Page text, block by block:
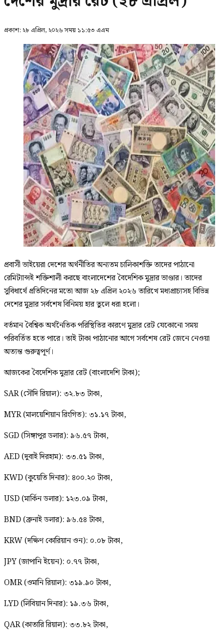
প্রকাশ: ২৮ এপ্রিল, ২০২৬ সময় ১১:৫৩ এএম
প্রবাসী ভাইয়েরা দেশের অর্থনীতির অন্যতম চালিকাশক্তি তাদের পাঠানো
রেমিট্যান্সই শক্তিশালী করছে বাংলাদেশের বৈদেশিক মুদ্রার ভাণ্ডার। তাদের
সুবিধার্থে প্রতিদিনের মতো আজ ২৮ এপ্রিল ২০২৬ তারিখে মধ্যপ্রাচ্যসহ বিভিন্ন
দেশের মুদ্রার সর্বশেষ বিনিময় হার তুলে ধরা হলো।
বর্তমান বৈশ্বিক অর্থনৈতিক পরিস্থিতির কারণে মুদ্রার রেট যেকোনো সময়
পরিবর্তিত হতে পারে। তাই টাকা পাঠানোর আগে সর্বশেষ রেট জেনে নেওয়া
অত্যন্ত গুরুত্বপূর্ণ।
আজকের বৈদেশিক মুদ্রার রেট (বাংলাদেশি টাকা);
SAR (সৌদি রিয়াল): ৩২.৮৩ টাকা,
MYR (মালয়েশিয়ান রিংগিত): ৩১.১৭ টাকা,
SGD (সিঙ্গাপুর ডলার): ৯৬.৫৭ টাকা,
AED (দুবাই দিরহাম): ৩৩.৫১ টাকা,
KWD (কুয়েতি দিনার): ৪০০.২০ টাকা,
USD (মার্কিন ডলার): ১২৩.০৯ টাকা,
BND (ব্রুনাই ডলার): ৯৬.৫৪ টাকা,
KRW (দক্ষিণ কোরিয়ান ওন): ০.০৮ টাকা,
JPY (জাপানি ইয়েন): ০.৭৭ টাকা,
OMR (ওমানি রিয়াল): ৩১৯.৯০ টাকা,
LYD (লিবিয়ান দিনার): ১৯.৩৬ টাকা,
QAR (কাতারি রিয়াল): ৩৩.৮২ টাকা,